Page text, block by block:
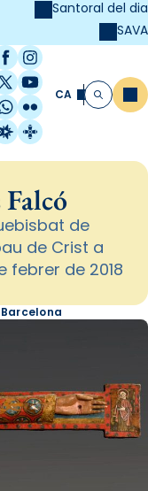
Santoral del dia
SAVA
Instagram
/ Twitter
YouTube
Flickr
Estel
Catalunya
CA Cerca
de
de Crist a
febrer de 2018